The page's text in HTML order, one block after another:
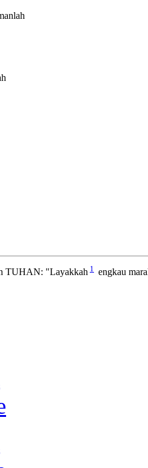
TUHAN: "Layakkah 1 engkau